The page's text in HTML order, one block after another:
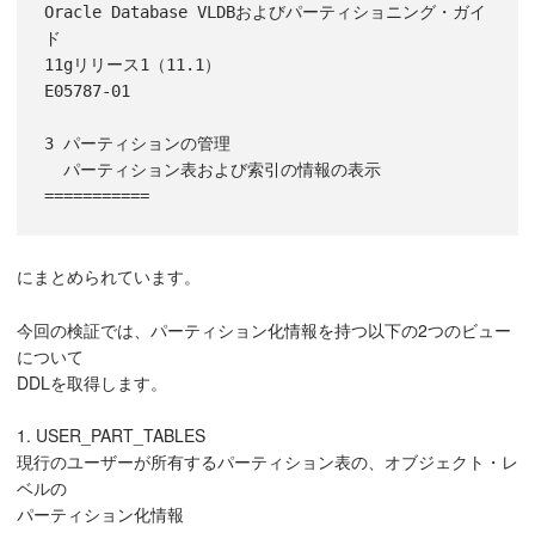
Oracle Database VLDBおよびパーティショニング・ガイ
ド
11gリリース1（11.1）
E05787-01
3 パーティションの管理
===========
にまとめられています。
今回の検証では、パーティション化情報を持つ以下の2つのビュー
について
DDLを取得します。
1. USER_PART_TABLES
現行のユーザーが所有するパーティション表の、オブジェクト・レ
ベルの
パーティション化情報